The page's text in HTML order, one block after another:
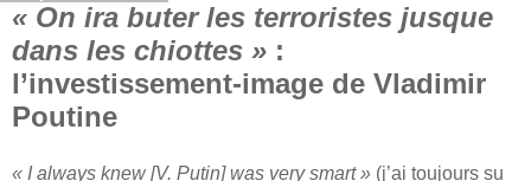
« On ira buter les terroristes jusque
dans les chiottes » :
l’investissement-image de Vladimir
Poutine
« I always knew [V. Putin] was very smart » (j’ai toujours su